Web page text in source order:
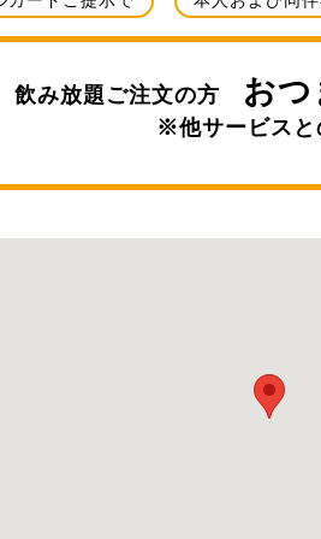
飲み放題ご注文の方 お
※他サービスと